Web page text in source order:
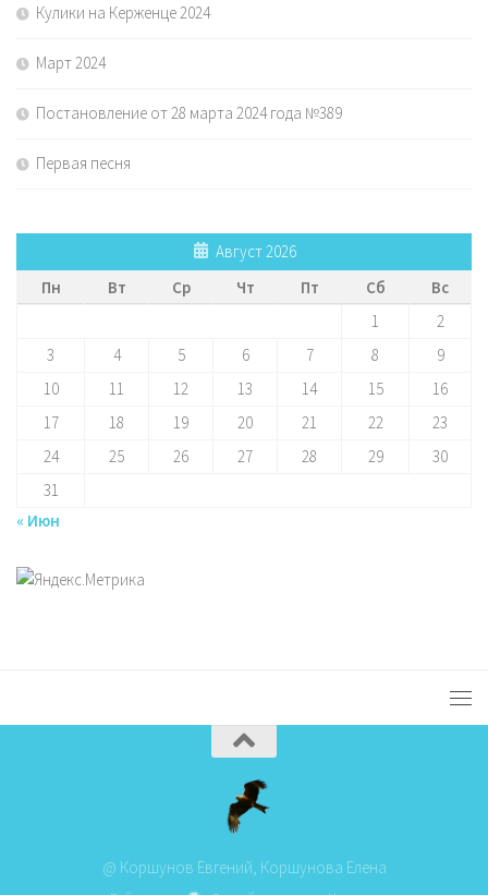
Кулики на Керженце 2024
Март 2024
Постановление от 28 марта 2024 года №389
Первая песня
Август 2026
Пн
Вт Ср Чт Пт Сб
Вс
1
2
3
4 5 6 7 8
9
10
11 12 13 14 15
16
17
18 19 20 21 22
23
24
25 26 27 28 29
30
31
« Июн
@ Коршунов Евгений, Коршунова Елена